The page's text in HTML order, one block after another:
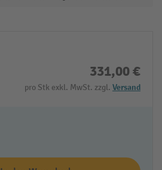
331,00 €
pro Stk exkl. MwSt. zzgl. Versand